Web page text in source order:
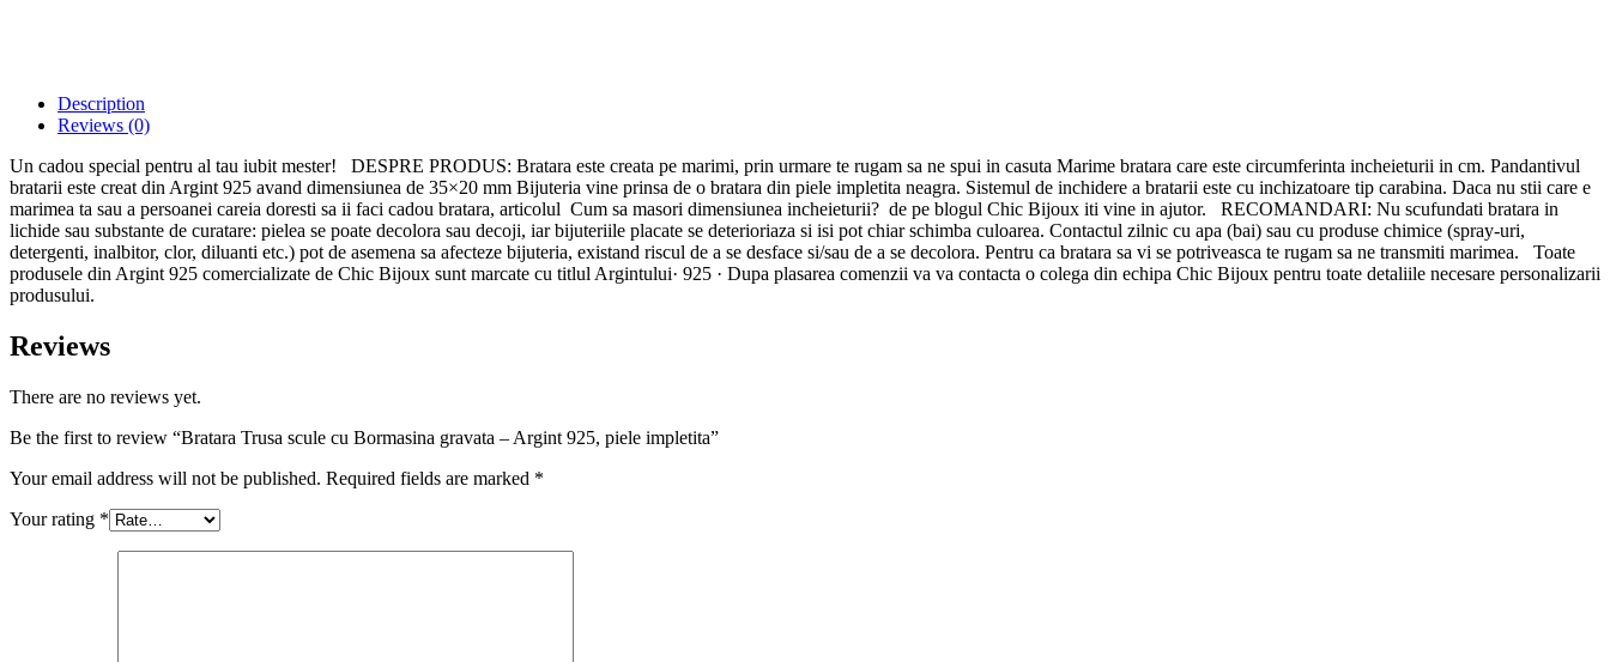
Description
Reviews (0)
Un cadou special pentru al tau iubit mester! DESPRE PRODUS: Bratara este creata pe marimi, prin urmare te rugam sa ne spui in casuta Marime bratara care este circumferinta incheieturii in cm. Pandantivul
bratarii este creat din Argint 925 avand dimensiunea de 35×20 mm Bijuteria vine prinsa de o bratara din piele impletita neagra. Sistemul de inchidere a bratarii este cu inchizatoare tip carabina. Daca nu stii care e
marimea ta sau a persoanei careia doresti sa ii faci cadou bratara, articolul Cum sa masori dimensiunea incheieturii? de pe blogul Chic Bijoux iti vine in ajutor. RECOMANDARI: Nu scufundati bratara in
lichide sau substante de curatare: pielea se poate decolora sau decoji, iar bijuteriile placate se deterioriaza si isi pot chiar schimba culoarea. Contactul zilnic cu apa (bai) sau cu produse chimice (spray-uri,
detergenti, inalbitor, clor, diluanti etc.) pot de asemena sa afecteze bijuteria, existand riscul de a se desface si/sau de a se decolora. Pentru ca bratara sa vi se potriveasca te rugam sa ne transmiti marimea. Toate
produsele din Argint 925 comercializate de Chic Bijoux sunt marcate cu titlul Argintului· 925 · Dupa plasarea comenzii va va contacta o colega din echipa Chic Bijoux pentru toate detaliile necesare personalizarii
produsului.
Reviews
There are no reviews yet.
Be the first to review “Bratara Trusa scule cu Bormasina gravata – Argint 925, piele impletita”
Your email address will not be published. Required fields are marked *
Your rating *